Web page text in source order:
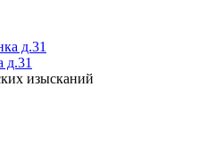
д.31
изысканий